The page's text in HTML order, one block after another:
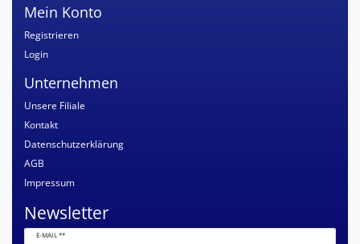
Mein Konto
Registrieren
Login
Unternehmen
Unsere Filiale
Kontakt
Datenschutzerklärung
AGB
Impressum
Newsletter
E-MAIL **
Newsletter